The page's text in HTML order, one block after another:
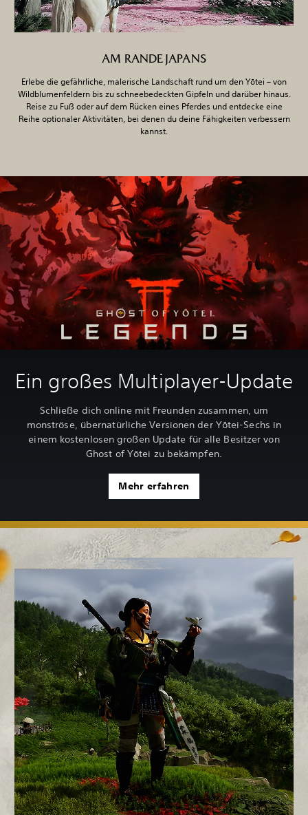
AM RANDE JAPANS
Erlebe die gefährliche, malerische Landschaft rund um den Yōtei – von
Wildblumenfeldern bis zu schneebedeckten Gipfeln und darüber hinaus.
Reise zu Fuß oder auf dem Rücken eines Pferdes und entdecke eine
Reihe optionaler Aktivitäten, bei denen du deine Fähigkeiten verbessern
kannst.
Ein großes Multiplayer-Update
Schließe dich online mit Freunden zusammen, um
monströse, übernatürliche Versionen der Yōtei-Sechs in
einem kostenlosen großen Update für alle Besitzer von
Ghost of Yōtei zu bekämpfen.
Mehr erfahren